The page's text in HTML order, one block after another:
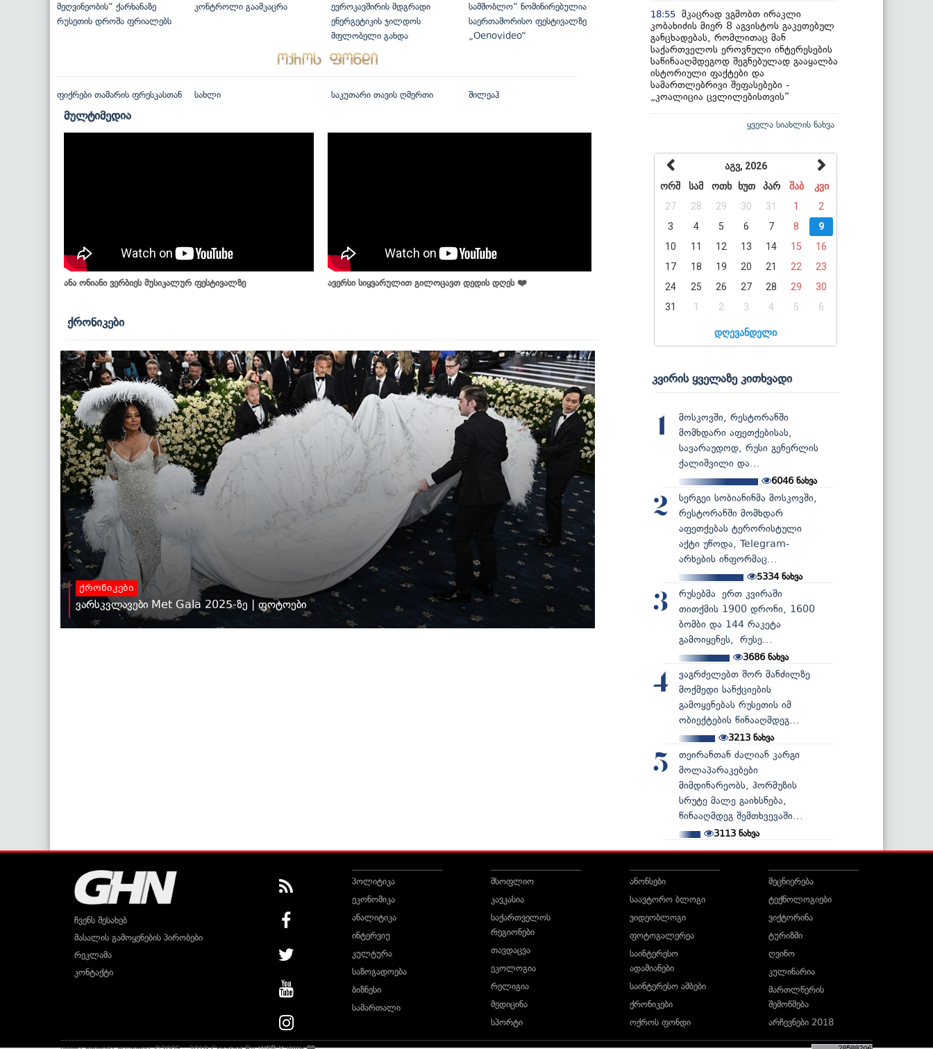
მეღვინეობის“ ქარხანაზე
რუსეთის დროშა ფრიალებს
კონტროლი გაამკაცრა
ევროკავშირის მდგრადი
ენერგეტიკის ჯილდოს
მფლობელი გახდა
სამშობლო“ ნომინირებულია
საერთაშორისო ფესტივალზე
„Oenovideo“
ფიქრები თამარის ფრესკასთან სახლი საკუთარი თავის ღმერთი შილეაჰ
მულტიმედია
ანა ონიანი ვერბიეს მუსიკალურ ფესტივალზე ავერსი სიყვარულით გილოცავთ დედის დღეს ❤️
ქრონიკები
ქრონიკები
ვარსკვლავები Met Gala 2025-ზე | ფოტოები
18:55 მკაცრად ვგმობთ ირაკლი
კობახიძის მიერ 8 აგვისტოს გაკეთებულ
განცხადებას, რომლითაც მან
საქართველოს ეროვნული ინტერესების
საწინააღმდეგოდ შეგნებულად გააყალბა
ისტორიული ფაქტები და
სამართლებრივი შეფასებები -
„კოალიცია ცვლილებისთვის“
ყველა სიახლის ნახვა
აგვ, 2026
ორშ
სამ ოთხ ხუთ პარ შაბ
კვი
27
28 29 30 31 1
2
3
4 5 6 7 8
9
10
11 12 13 14 15
16
17
18 19 20 21 22
23
24
25 26 27 28 29
30
31
1 2 3 4 5 6
დღევანდელი
კვირის ყველაზე კითხვადი
1
მოსკოვში, რესტორანში
მომხდარი აფეთქებისას,
სავარაუდოდ, რუსი გენერლის
ქალიშვილი და...
6046ნახვა
2
სერგეი სობიანინმა მოსკოვში,
რესტორანში მომხდარ
აფეთქებას ტერორისტული
აქტი უწოდა, Telegram-
არხების ინფორმაც...
5334ნახვა
3
რუსებმა ერთ კვირაში
თითქმის 1900 დრონი, 1600
ბომბი და 144 რაკეტა
გამოიყენეს, რუსე...
3686ნახვა
4
ვაგრძელებთ შორ მანძილზე
მოქმედი სანქციების
გამოყენებას რუსეთის იმ
ობიექტების წინააღმდეგ...
3213ნახვა
5
თეირანთან ძალიან კარგი
მოლაპარაკებები
მიმდინარეობს, ჰორმუზის
სრუტე მალე გაიხსნება,
წინააღმდეგ შემთხვევაში...
3113 ნახვა
ჩვენს შესახებ
მასალის გამოყენების პირობები
რეკლამა
კონტაქტი
პოლიტიკა
ეკონომიკა
ანალიტიკა
ინტერვიუ
კულტურა
საზოგადოება
ბიზნესი
სამართალი
მსოფლიო
კავკასია
საქართველოს
რეგიონები
თავდაცვა
ეკოლოგია
რელიგია
მედიცინა
სპორტი
ანონსები
საავტორო ბლოგი
ვიდეობლოგი
ფოტოგალერეა
საინტერესო
ადამიანები
საინტერესო ამბები
ქრონიკები
ოქროს ფონდი
მეცნიერება
ტექნოლოგიები
ვიქტორინა
ტურიზმი
ღვინო
კულინარია
მართლწერის
შემოწმება
არჩევნები 2018